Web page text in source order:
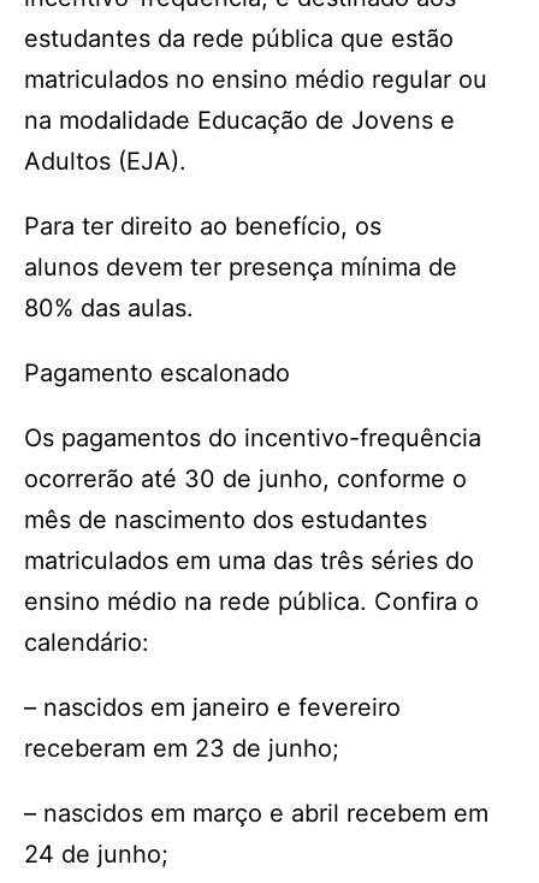
estudantes da rede pública que estão
matriculados no ensino médio regular ou
na modalidade Educação de Jovens e
Adultos (EJA).
Para ter direito ao benefício, os
alunos devem ter presença mínima de
80% das aulas.
Pagamento escalonado
Os pagamentos do incentivo-frequência
ocorrerão até 30 de junho, conforme o
mês de nascimento dos estudantes
matriculados em uma das três séries do
ensino médio na rede pública. Confira o
calendário:
– nascidos em janeiro e fevereiro
receberam em 23 de junho;
– nascidos em março e abril recebem em
24 de junho;